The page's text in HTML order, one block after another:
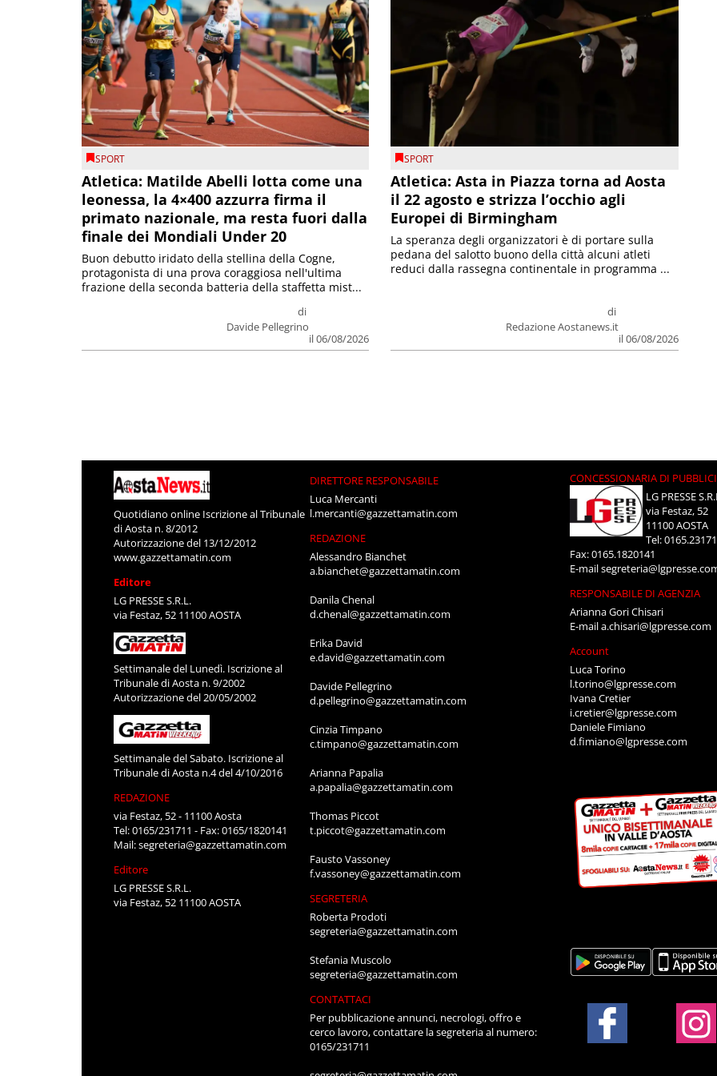
SPORT
Atletica: Matilde Abelli lotta come una
leonessa, la 4×400 azzurra firma il
primato nazionale, ma resta fuori dalla
finale dei Mondiali Under 20
di
Davide Pellegrino
il 06/08/2026
Buon debutto iridato della stellina della Cogne,
protagonista di una prova coraggiosa nell'ultima
frazione della seconda batteria della staffetta mist...
SPORT
Atletica: Asta in Piazza torna ad Aosta
il 22 agosto e strizza l’occhio agli
Europei di Birmingham
di
Redazione Aostanews.it
il 06/08/2026
La speranza degli organizzatori è di portare sulla
pedana del salotto buono della città alcuni atleti
reduci dalla rassegna continentale in programma ...
Quotidiano online Iscrizione al Tribunale
di Aosta n. 8/2012
Autorizzazione del 13/12/2012
www.gazzettamatin.com
Editore
LG PRESSE S.R.L.
via Festaz, 52 11100 AOSTA
Settimanale del Lunedì. Iscrizione al
Tribunale di Aosta n. 9/2002
Autorizzazione del 20/05/2002
Settimanale del Sabato. Iscrizione al
Tribunale di Aosta n.4 del 4/10/2016
REDAZIONE
via Festaz, 52 - 11100 Aosta
Tel: 0165/231711 - Fax: 0165/1820141
Mail:segreteria@gazzettamatin.com
Editore
LG PRESSE S.R.L.
via Festaz, 52 11100 AOSTA
DIRETTORE RESPONSABILE
Luca Mercanti
l.mercanti@gazzettamatin.com
REDAZIONE
Alessandro Bianchet
a.bianchet@gazzettamatin.com
Danila Chenal
d.chenal@gazzettamatin.com
Erika David
e.david@gazzettamatin.com
Davide Pellegrino
d.pellegrino@gazzettamatin.com
Cinzia Timpano
c.timpano@gazzettamatin.com
Arianna Papalia
a.papalia@gazzettamatin.com
Thomas Piccot
t.piccot@gazzettamatin.com
Fausto Vassoney
f.vassoney@gazzettamatin.com
SEGRETERIA
Roberta Prodoti
segreteria@gazzettamatin.com
Stefania Muscolo
segreteria@gazzettamatin.com
CONTATTACI
Per pubblicazione annunci, necrologi, offro e
cerco lavoro, contattare la segreteria al numero:
0165/231711
CONCESSIONARIA DI
LG PRESSE
via Festaz, 52
11100 AOSTA
Tel:
Fax: 0165.1820141
E-mail
RESPONSABILE DI AGENZIA
Arianna Gori Chisari
E-maila.chisari@lgpresse.com
Account
Luca Torino
l.torino@lgpresse.com
Ivana Cretier
i.cretier@lgpresse.com
Daniele Fimiano
d.fimiano@lgpresse.com